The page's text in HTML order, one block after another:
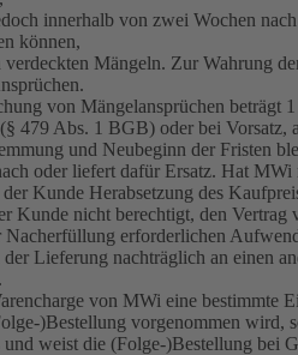
innerhalb von zwei Wochen
können,
Mängeln. Zur Wahrung
von Mängelansprüchen
479 Abs. 1 BGB) oder bei
und Neubeginn der Fristen
oder liefert dafür Ersatz. Hat
Kunde Herabsetzung des
Kunde nicht berechtigt, den Vertrag
erforderlichen
Lieferung nachträglich an einen
von MWi eine
)Bestellung vorgenommen
weist die (Folge-)Bestellung bei